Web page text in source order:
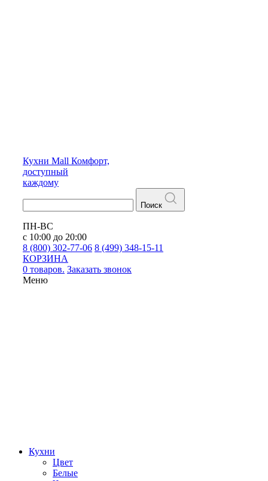
Кухни Mall Комфорт,
доступный
каждому
Поиск
ПН-ВС
с 10:00 до 20:00
8 (800) 302-77-06 8 (499) 348-15-11
КОРЗИНА
0 товаров. Заказать звонок
Меню
Кухни
Цвет
Белые